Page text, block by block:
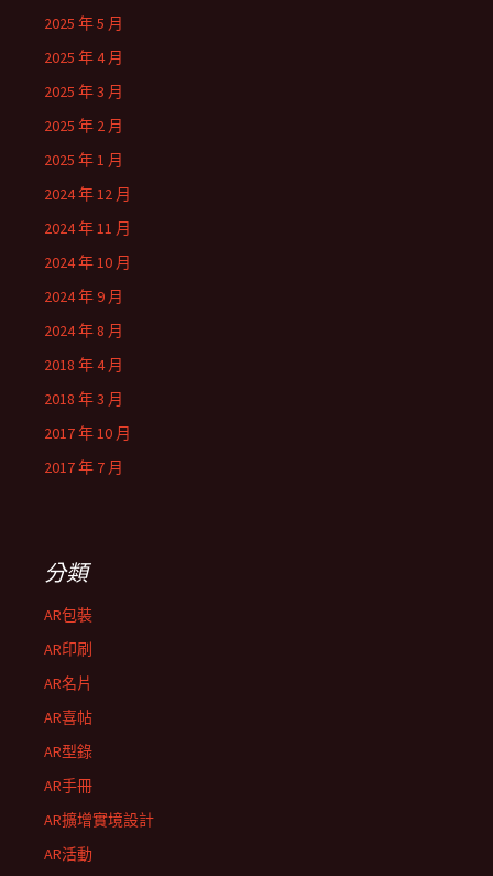
2025 年 5 月
2025 年 4 月
2025 年 3 月
2025 年 2 月
2025 年 1 月
2024 年 12 月
2024 年 11 月
2024 年 10 月
2024 年 9 月
2024 年 8 月
2018 年 4 月
2018 年 3 月
2017 年 10 月
2017 年 7 月
分類
AR包裝
AR印刷
AR名片
AR喜帖
AR型錄
AR手冊
AR擴增實境設計
AR活動